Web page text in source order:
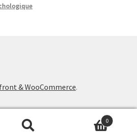
& WooCommerce.
0